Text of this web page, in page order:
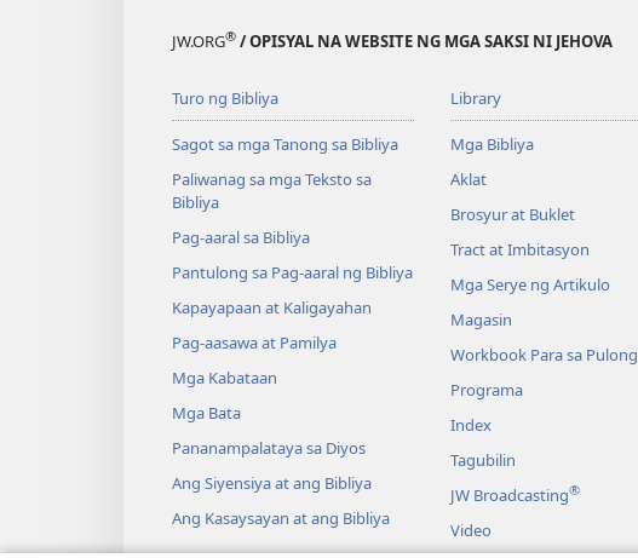
JW.ORG® / OPISYAL NA WEBSITE NG MGA SAKSI NI JEHOVA
Turo ng Bibliya
Sagot sa mga Tanong sa Bibliya
Paliwanag sa mga Teksto sa
Bibliya
Pag-aaral sa Bibliya
Pantulong sa Pag-aaral ng Bibliya
Kapayapaan at Kaligayahan
Pag-aasawa at Pamilya
Mga Kabataan
Mga Bata
Pananampalataya sa Diyos
Ang Siyensiya at ang Bibliya
Ang Kasaysayan at ang Bibliya
Library
Mga Bibliya
Aklat
Brosyur at Buklet
Tract at Imbitasyon
Mga Serye ng Artikulo
Magasin
Workbook Para sa Pulong
Programa
Index
Tagubilin
JW Broadcasting®
Video